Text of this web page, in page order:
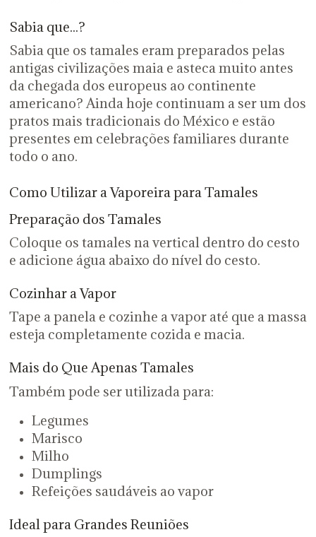
Sabia que...?
Sabia que os tamales eram preparados pelas
antigas civilizações maia e asteca muito antes
da chegada dos europeus ao continente
americano? Ainda hoje continuam a ser um dos
pratos mais tradicionais do México e estão
presentes em celebrações familiares durante
todo o ano.
Como Utilizar a Vaporeira para Tamales
Preparação dos Tamales
Coloque os tamales na vertical dentro do cesto
e adicione água abaixo do nível do cesto.
Cozinhar a Vapor
Tape a panela e cozinhe a vapor até que a massa
esteja completamente cozida e macia.
Mais do Que Apenas Tamales
Também pode ser utilizada para:
Legumes
Marisco
Milho
Dumplings
Refeições saudáveis ao vapor
Ideal para Grandes Reuniões